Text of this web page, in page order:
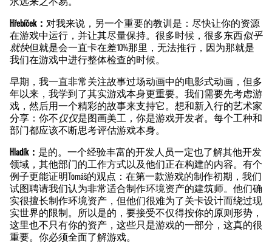
Hřebíček： 对我来说，另一个重要的教训是：尽快让你的资源
在游戏中运行，并让其尽量保持。很多时候，很多东西似乎
就快但就是会一直卡在差10%那里，无法推行，因为那就是
我们在游戏中进行整体检查的时候。
早期，我一直非常关注故事过场动画中的电影式动画，但多
年以来，我学到了其实游戏本身更重要。我们需要先考虑游
戏，然后用一个精彩的故事来支持它。想和新入行的艺术家
分享：你不仅仅是图画美工，你是游戏开发者。每个工种和
部门都应该不断思考评估游戏本身。
Hladík： 是的。一个经验丰富的开发人员一定也了解其他开发
领域，其他部门的工作方式以及他们正在构建的内容。有个
例子更能证明Tomáš的观点：在第一款游戏的制作初期，我们
试图聘请我们认为非常适合制作环境资产的建筑师。他们确
实很擅长制作环境资产，但他们很难为了关卡设计而绕过现
实世界的限制。所以是的，要接受不仅得按你的原则形势，
这里也不只有你的资产，这些只是游戏的一部分，这真的很
重要。你必须全面了解游戏。